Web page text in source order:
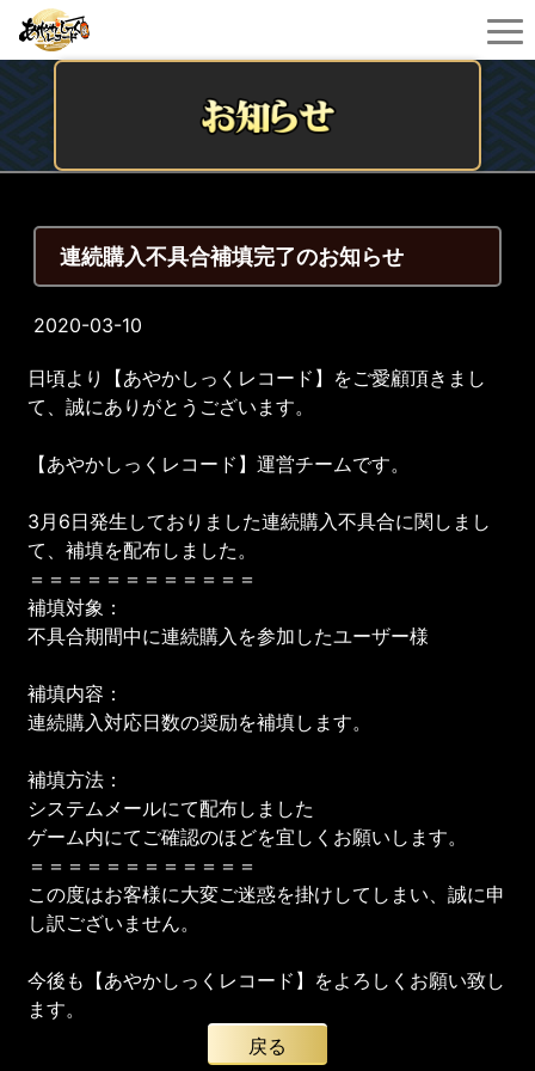
連続購入不具合補填完了のお知らせ
2020-03-10
日頃より【あやかしっくレコード】をご愛顧頂きまし
て、誠にありがとうございます。
【あやかしっくレコード】運営チームです。
3月6日発生しておりました連続購入不具合に関しまし
て、補填を配布しました。
＝＝＝＝＝＝＝＝＝＝＝＝
補填対象：
不具合期間中に連続購入を参加したユーザー様
補填内容：
連続購入対応日数の奨励を補填します。
補填方法：
システムメールにて配布しました
ゲーム内にてご確認のほどを宜しくお願いします。
＝＝＝＝＝＝＝＝＝＝＝＝
この度はお客様に大変ご迷惑を掛けしてしまい、誠に申
し訳ございません。
今後も【あやかしっくレコード】をよろしくお願い致し
ます。
戻る